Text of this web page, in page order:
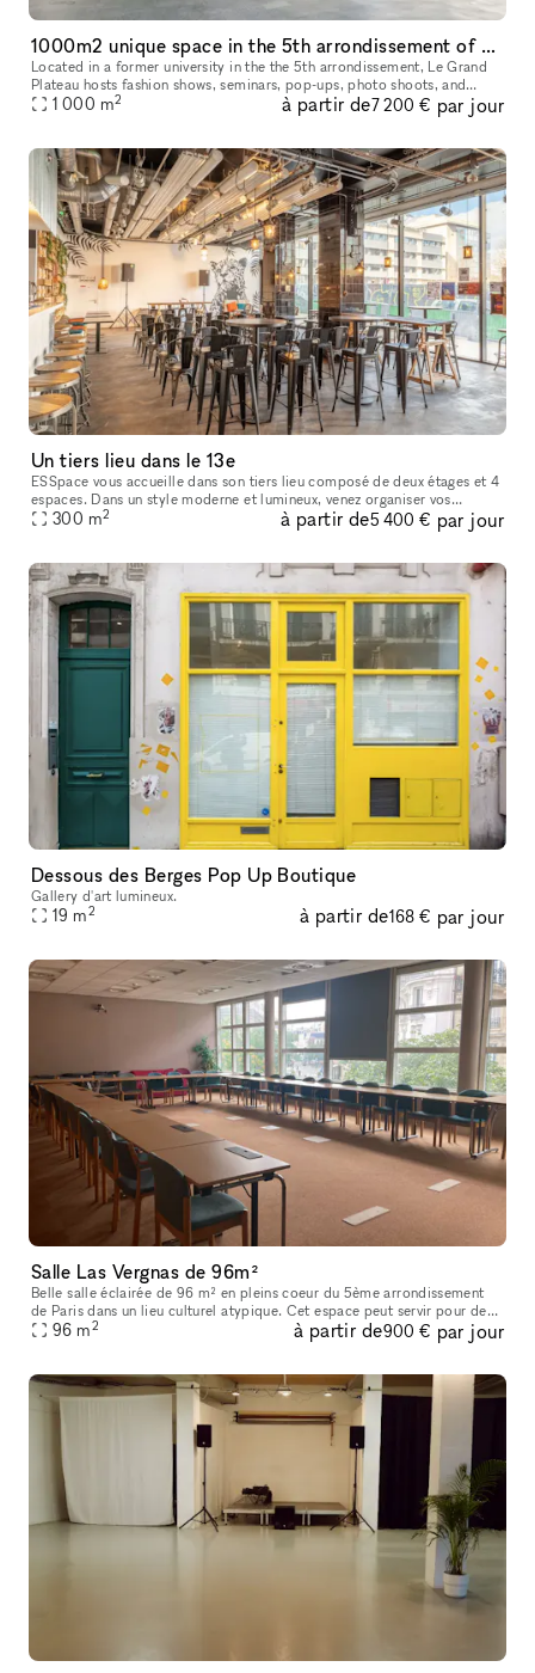
1000m2 unique space in the 5th arrondissement of Paris
Located in a former university in the the 5th arrondissement, Le Grand
Plateau hosts fashion shows, seminars, pop-ups, photo shoots, and
various kind of events in a unique and minimalist 1,000 m² spa
1 000 m2 à partir de7 200 € par jour
Un tiers lieu dans le 13e
ESSpace vous accueille dans son tiers lieu composé de deux étages et 4
espaces. Dans un style moderne et lumineux, venez organiser vos
séminaires, réunions, soirées d'entreprises, afterwork ou bien
300 m2 à partir de5 400 € par jour
Dessous des Berges Pop Up Boutique
Gallery d'art lumineux.
19 m2 à partir de168 € par jour
Salle Las Vergnas de 96m²
Belle salle éclairée de 96 m² en pleins coeur du 5ème arrondissement
de Paris dans un lieu culturel atypique. Cet espace peut servir pour des
réunions, séminaires, shooting, tournage etc
96 m2 à partir de900 € par jour